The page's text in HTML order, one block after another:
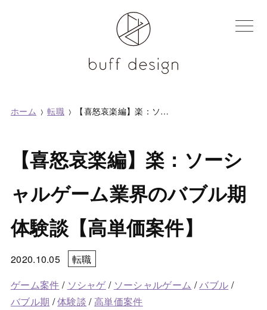
toggle
ホーム 転職 【喜怒哀楽編】楽：ソーシャルゲーム業界のバブル期体験談【高単価案件】
【喜怒哀楽編】楽：ソーシ
ャルゲーム業界のバブル期
体験談【高単価案件】
2020.10.05
転職
ゲーム案件 / ソシャゲ/ ソーシャルゲーム /バブル /
バブル期 /体験談 /高単価案件